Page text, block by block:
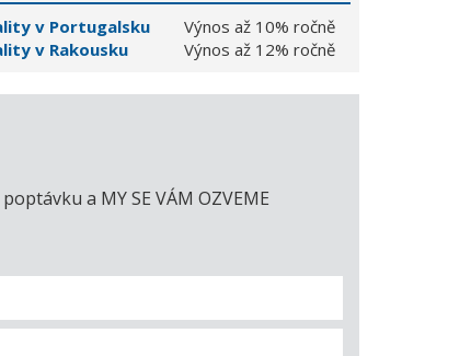
v Portugalsku
Výnos až 10% ročně
v Rakousku
Výnos až 12% ročně
a MY SE VÁM OZVEME